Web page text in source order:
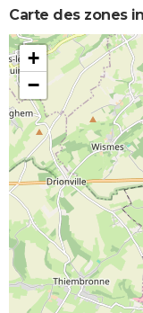
Carte des zones
+
−